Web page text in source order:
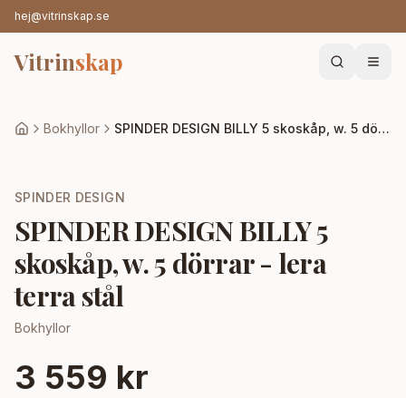
hej@vitrinskap.se
Vitrinskap
Bokhyllor SPINDER DESIGN BILLY 5 skoskåp, w. 5 dörrar - lera terra stål
SPINDER DESIGN
SPINDER DESIGN BILLY 5
skoskåp, w. 5 dörrar - lera
terra stål
Bokhyllor
3 559 kr